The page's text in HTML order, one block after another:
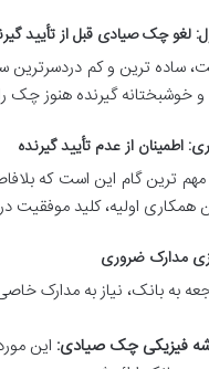
لغو چک صیادی قبل از تأیید
ساده ترین و کم دردسرترین
خوشبختانه گیرنده هنوز چک
اطمینان از عدم تأیید گیرنده
ترین گام این است که
همکاری اولیه، کلید موفقیت
مدارک ضروری
به بانک، نیاز به مدارک
فیزیکی چک صیادی: این